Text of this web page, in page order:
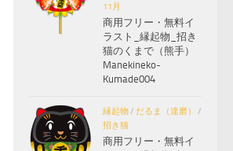
11月
商用フリー・無料イ
ラスト_縁起物_招き
猫のくまで（熊手）
Manekineko-
Kumade004
縁起物/ だるま（達磨）
/
招き猫
商用フリー・無料イ